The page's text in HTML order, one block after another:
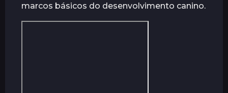
s
a
marcos básicos do desenvolvimento canino.